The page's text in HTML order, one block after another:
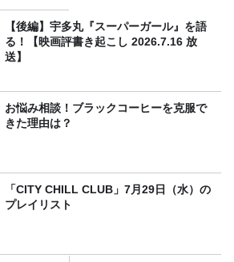
【後編】宇多丸『スーパーガール』を語
る！【映画評書き起こし 2026.7.16 放
送】
お悩み相談！ブラックコーヒーを克服で
きた理由は？
「CITY CHILL CLUB」7月29日（水）の
プレイリスト